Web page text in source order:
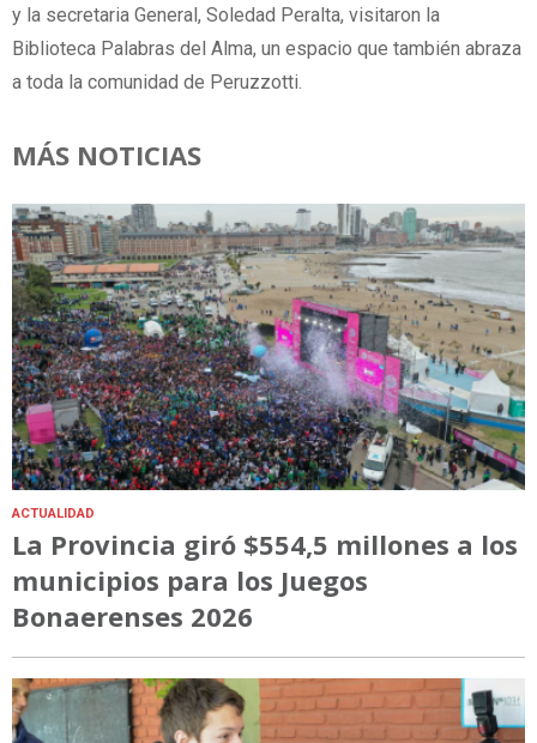
y la secretaria General, Soledad Peralta, visitaron la
Biblioteca Palabras del Alma, un espacio que también abraza
a toda la comunidad de Peruzzotti.
MÁS NOTICIAS
ACTUALIDAD
La Provincia giró $554,5 millones a los
municipios para los Juegos
Bonaerenses 2026